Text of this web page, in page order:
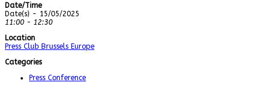
Date/Time
Date(s) - 15/05/2025
11:00 - 12:30
Location
Press Club Brussels Europe
Categories
Press Conference